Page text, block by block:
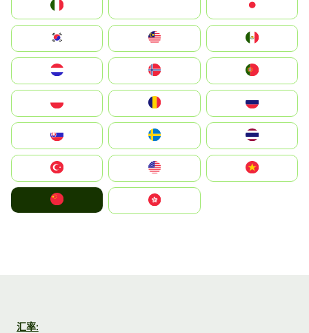
South Korea
United States
中國香港特別行政區
汇率: